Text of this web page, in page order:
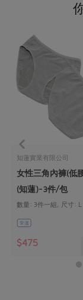
知蓮實業有限公司
女性三角內褲(低
(知蓮)-3件/包
數量: 3件一組, 尺寸: L
常溫
$475